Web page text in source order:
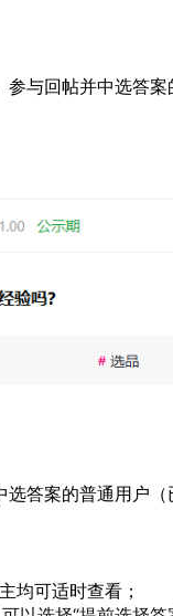
与回帖并中选答
答案的普通用户
均可适时查看；